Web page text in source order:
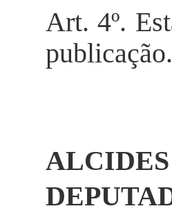
Art. 4º.
publicação.